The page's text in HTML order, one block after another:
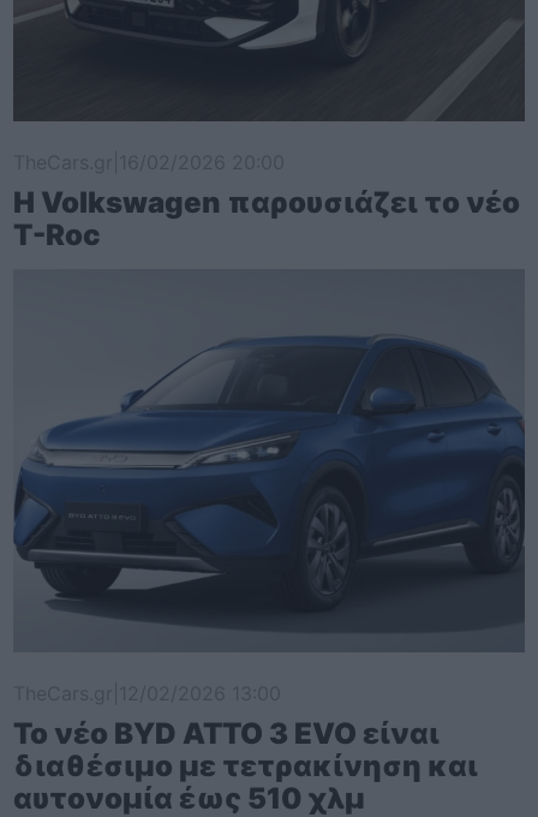
Η Volkswagen παρουσιάζει το νέο
T-Roc
Το νέο BYD ATTO 3 EVO είναι
διαθέσιμο με τετρακίνηση και
αυτονομία έως 510 χλμ